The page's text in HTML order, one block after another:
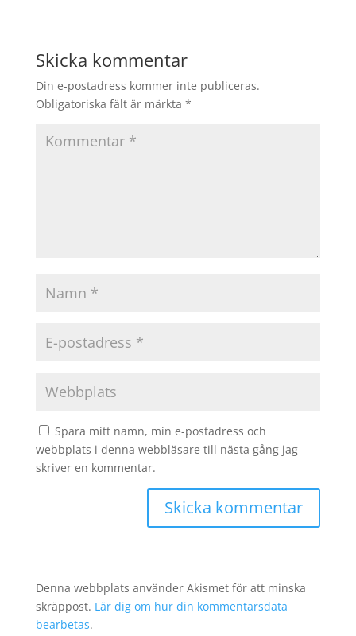
Skicka kommentar
Din e-postadress kommer inte publiceras.
Obligatoriska fält är märkta *
Spara mitt namn, min e-postadress och
webbplats i denna webbläsare till nästa gång jag
skriver en kommentar.
Denna webbplats använder Akismet för att minska
skräppost. Lär dig om hur din kommentarsdata
bearbetas.